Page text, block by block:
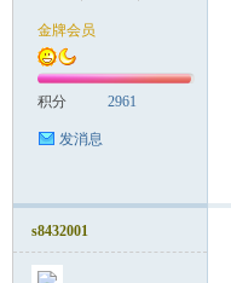
金牌会员
积分 2961
发消息
s8432001